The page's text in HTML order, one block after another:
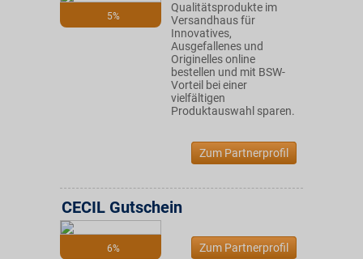
5%
Qualitätsprodukte im
Versandhaus für
Innovatives,
Ausgefallenes und
Originelles online
bestellen und mit BSW-
Vorteil bei einer
vielfältigen
Produktauswahl sparen.
Zum Partnerprofil
6%
CECIL Gutschein
Zum Partnerprofil